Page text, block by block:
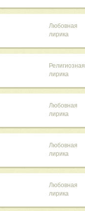
Любовная
лирика
Религиозная
лирика
Любовная
лирика
Любовная
лирика
Любовная
лирика